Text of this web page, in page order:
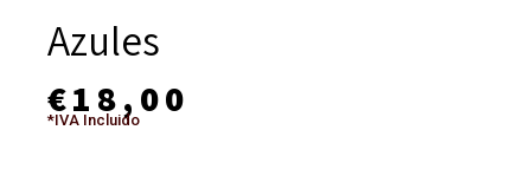
Azules
€18,00
*IVA Incluido